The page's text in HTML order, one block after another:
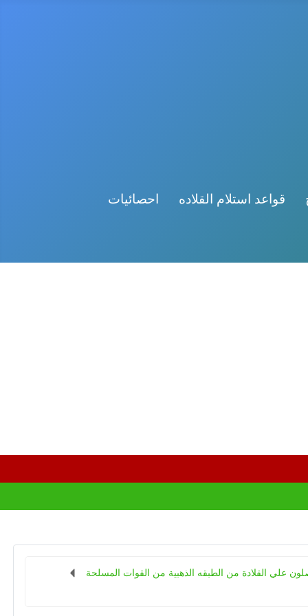
قواعد استلام القلاده احصائيات
علي القلادة من الطبقه الذهبية من القوات المسلحة